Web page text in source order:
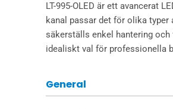
LT-995-OLED är ett avancerat
kanal passar det för olika typer
säkerställs enkel hantering
idealiskt val för professionella
General